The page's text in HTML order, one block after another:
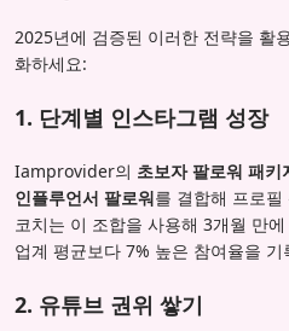
2025년에 검증된 이러한 전략을 활
화하세요:
1. 단계별 인스타그램 성장
Iamprovider의 초보자 팔로워 패키
인플루언서 팔로워를 결합해 프로
코치는 이 조합을 사용해 3개월 만
업계 평균보다 7% 높은 참여율을 기
2. 유튜브 권위 쌓기